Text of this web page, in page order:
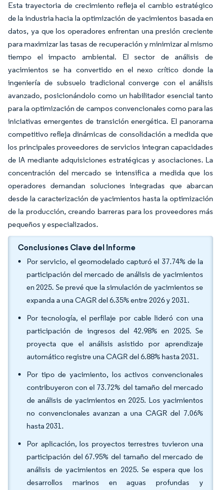
Esta trayectoria de crecimiento refleja el cambio estratégico
de la industria hacia la optimización de yacimientos basada en
datos, ya que los operadores enfrentan una presión creciente
para maximizar las tasas de recuperación y minimizar al mismo
tiempo el impacto ambiental. El sector de análisis de
yacimientos se ha convertido en el nexo crítico donde la
ingeniería de subsuelo tradicional converge con el análisis
avanzado, posicionándolo como un habilitador esencial tanto
para la optimización de campos convencionales como para las
iniciativas emergentes de transición energética. El panorama
competitivo refleja dinámicas de consolidación a medida que
los principales proveedores de servicios integran capacidades
de IA mediante adquisiciones estratégicas y asociaciones. La
concentración del mercado se intensifica a medida que los
operadores demandan soluciones integradas que abarcan
desde la caracterización de yacimientos hasta la optimización
de la producción, creando barreras para los proveedores más
pequeños y especializados.
Conclusiones Clave del Informe
Por servicio, el geomodelado capturó el 37.74% de la
participación del mercado de análisis de yacimientos
en 2025. Se prevé que la simulación de yacimientos se
expanda a una CAGR del 6.35% entre 2026 y 2031.
Por tecnología, el perfilaje por cable lideró con una
participación de ingresos del 42.98% en 2025. Se
proyecta que el análisis asistido por aprendizaje
automático registre una CAGR del 6.88% hasta 2031.
Por tipo de yacimiento, los activos convencionales
contribuyeron con el 73.72% del tamaño del mercado
de análisis de yacimientos en 2025. Los yacimientos
no convencionales avanzan a una CAGR del 7.06%
hasta 2031.
Por aplicación, los proyectos terrestres tuvieron una
participación del 67.95% del tamaño del mercado de
análisis de yacimientos en 2025. Se espera que los
desarrollos marinos en aguas profundas y